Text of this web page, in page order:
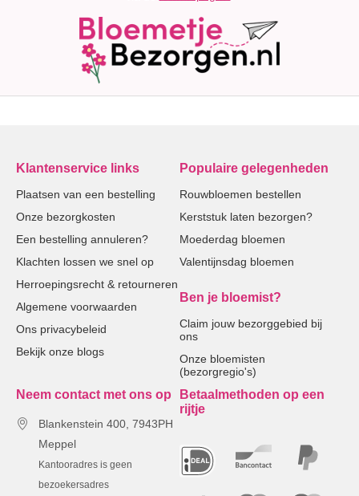
Klantenservice links
Plaatsen van een bestelling
Onze bezorgkosten
Een bestelling annuleren?
Klachten lossen we snel op
Herroepingsrecht & retourneren
Algemene voorwaarden
Ons privacybeleid
Bekijk onze blogs
Populaire gelegenheden
Rouwbloemen bestellen
Kerststuk laten bezorgen?
Moederdag bloemen
Valentijnsdag bloemen
Ben je bloemist?
Claim jouw bezorggebied bij
ons
Onze bloemisten
(bezorgregio's)
Neem contact met ons op
Blankenstein 400, 7943PH
Meppel
Kantooradres is geen
bezoekersadres
Betaalmethoden op een
rijtje